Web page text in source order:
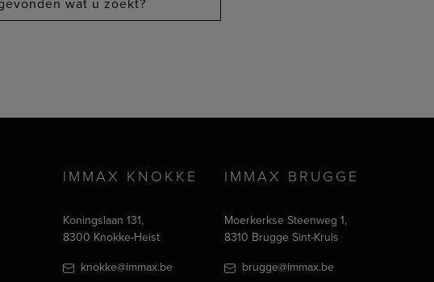
wat u zoekt?
IMMAX KNOKKE
Koningslaan 131,
8300 Knokke-Heist
knokke@immax.be
IMMAX BRUGGE
Moerkerkse Steenweg 1,
8310 Brugge Sint-Kruis
brugge@immax.be